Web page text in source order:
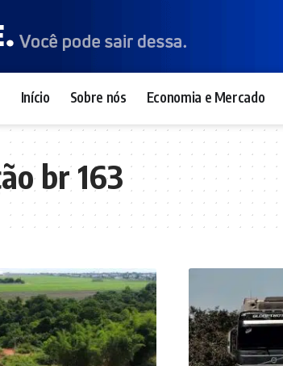
Início Sobre nós Economia e Mercado
br 163